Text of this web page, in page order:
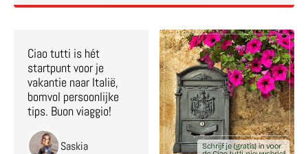
Ciao tutti is hét
startpunt voor je
vakantie naar Italië,
bomvol persoonlijke
tips. Buon viaggio!
Saskia